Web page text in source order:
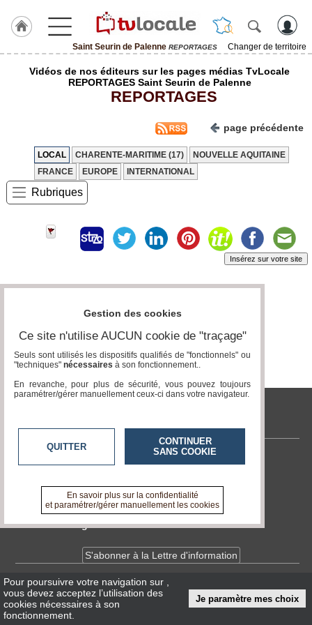
Saint Seurin de Palenne REPORTAGES
Changer de territoire
J'adhère
TvLocale
France
Agenda
Vidéos
Médias
du
groupe
Vidéos de nos éditeurs sur les pages médias TvLocale
REPORTAGES Saint Seurin de Palenne
REPORTAGES
page précédente
LOCAL CHARENTE-MARITIME (17)
NOUVELLE AQUITAINE
FRANCE
EUROPE INTERNATIONAL
Rubriques
Insérez sur votre site
Page 0 / 0
tvlocale.fr
Contactez-nous
A propos de tvlocale.fr
Devenir délégué
S'abonner à la Lettre d'information
InfosCNIL/RGPD
Conditions Générales d'Utilisation
Pour poursuivre votre navigation sur
vous devez acceptez l’utilisation des
cookies nécessaires à son
fonctionnement.
Je paramètre mes choix
Gestion des cookies
Ce site n'utilise AUCUN cookie de "traçage"
Seuls sont utilisés les dispositifs qualifiés de "fonctionnels" ou
"techniques" nécessaires à son fonctionnement..
En revanche, pour plus de sécurité, vous pouvez toujours
paramétrer/gérer manuellement ceux-ci dans votre navigateur.
QUITTER
CONTINUER
SANS COOKIE
En savoir plus sur la confidentialité
et paramétrer/gérer manuellement les cookies